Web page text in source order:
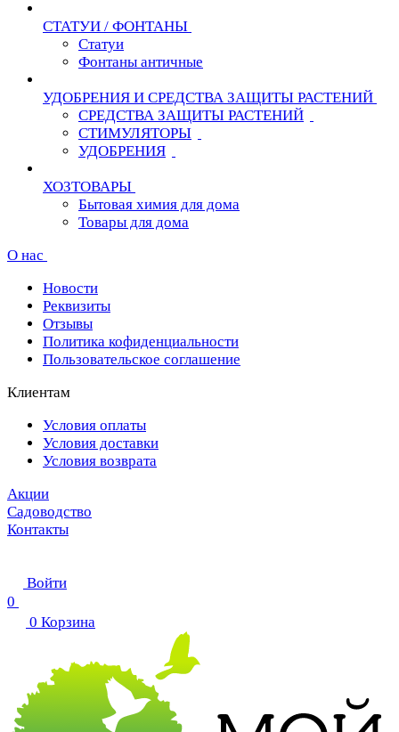
СТАТУИ / ФОНТАНЫ
Статуи
Фонтаны античные
УДОБРЕНИЯ И СРЕДСТВА ЗАЩИТЫ РАСТЕНИЙ
СРЕДСТВА ЗАЩИТЫ РАСТЕНИЙ
СТИМУЛЯТОРЫ
УДОБРЕНИЯ
ХОЗТОВАРЫ
Бытовая химия для дома
Товары для дома
О нас
Новости
Реквизиты
Отзывы
Политика кофиденциальности
Пользовательское соглашение
Клиентам
Условия оплаты
Условия доставки
Условия возврата
Акции
Садоводство
Контакты
Войти
0
0 Корзина